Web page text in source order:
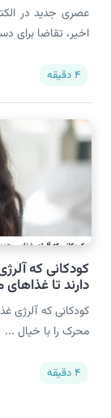
عصری جدید در
اخیر، تقاضا برای
4 دقیقه
کودکانی که
دارند تا
کودکانی که آلرژی
محرک را با خیال ...
4 دقیقه